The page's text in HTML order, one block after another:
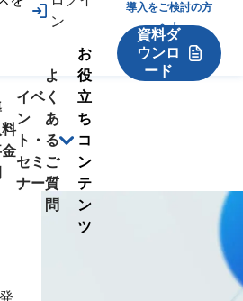
ン
料
金
イベ
ン
ト・
セミ
ナー
よ
く
あ
る
ご
質
問
お
役
立
ち
コ
ン
テ
ン
ツ
導入をご検討の方
へ！
資料ダ
ウンロ
ード